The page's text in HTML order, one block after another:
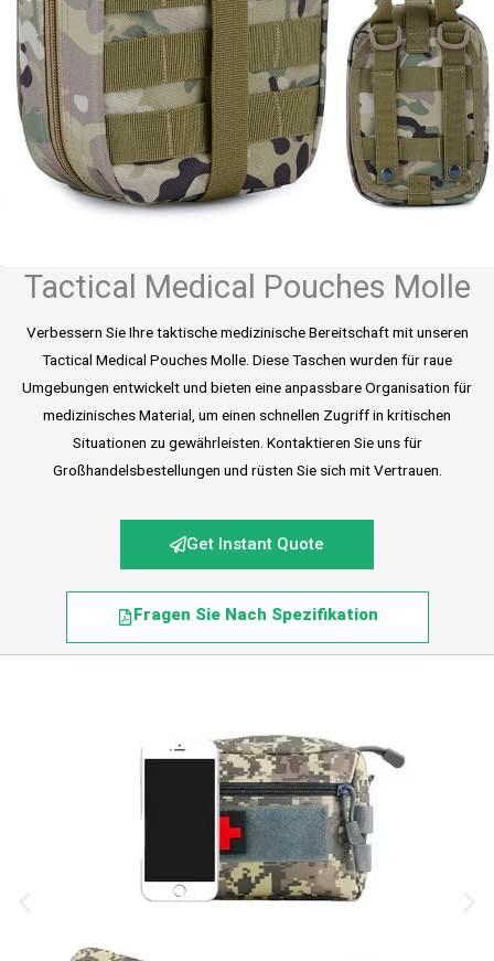
Tactical Medical Pouches Molle
Verbessern Sie Ihre taktische medizinische Bereitschaft mit unseren
Tactical Medical Pouches Molle. Diese Taschen wurden für raue
Umgebungen entwickelt und bieten eine anpassbare Organisation für
medizinisches Material, um einen schnellen Zugriff in kritischen
Situationen zu gewährleisten. Kontaktieren Sie uns für
Großhandelsbestellungen und rüsten Sie sich mit Vertrauen.
Get Instant Quote
Fragen Sie Nach Spezifikation